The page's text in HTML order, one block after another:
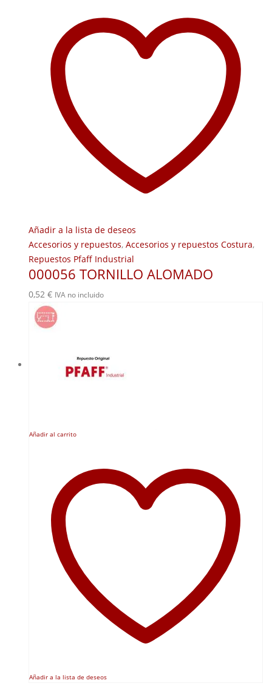
Añadir a la lista de deseos
Accesorios y repuestos, Accesorios y repuestos Costura,
Repuestos Pfaff Industrial
000056 TORNILLO ALOMADO
0,52 € IVA no incluido
Añadir al carrito
Añadir a la lista de deseos